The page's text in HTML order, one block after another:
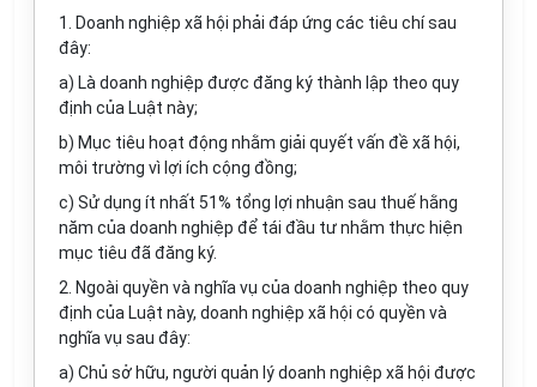
1. Doanh nghiệp xã hội phải đáp ứng các tiêu chí sau
đây:
a) Là doanh nghiệp được đăng ký thành lập theo quy
định của Luật này;
b) Mục tiêu hoạt động nhằm giải quyết vấn đề xã hội,
môi trường vì lợi ích cộng đồng;
c) Sử dụng ít nhất 51% tổng lợi nhuận sau thuế hằng
năm của doanh nghiệp để tái đầu tư nhằm thực hiện
mục tiêu đã đăng ký.
2. Ngoài quyền và nghĩa vụ của doanh nghiệp theo quy
định của Luật này, doanh nghiệp xã hội có quyền và
nghĩa vụ sau đây:
a) Chủ sở hữu, người quản lý doanh nghiệp xã hội được